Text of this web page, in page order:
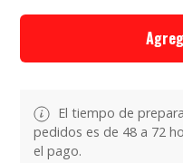
El tiempo de
pedidos es de 48 a 72
el pago.